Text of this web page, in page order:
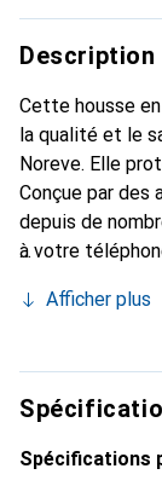
Description
Cette housse
la qualité et le
Noreve. Elle
Conçue par des
depuis de
à votre
l'accessoire
qualité, la
clientèle
Afficher plus
Spécifications